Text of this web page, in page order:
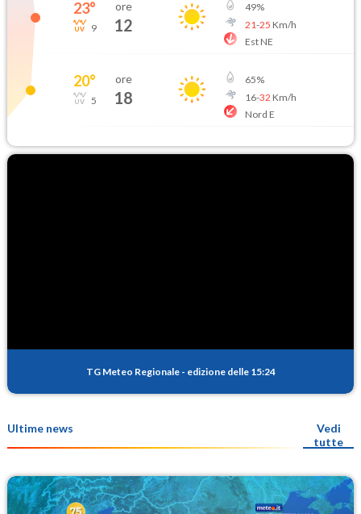
23°
9
ore
12
49%
21-25 Km/h
Est NE
20°
5
ore
18
65%
16-32 Km/h
Nord E
TG Meteo Regionale - edizione delle 15:24
Ultime news
Vedi
tutte